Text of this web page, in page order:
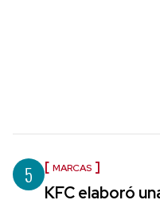
5 MARCAS
KFC elaboró